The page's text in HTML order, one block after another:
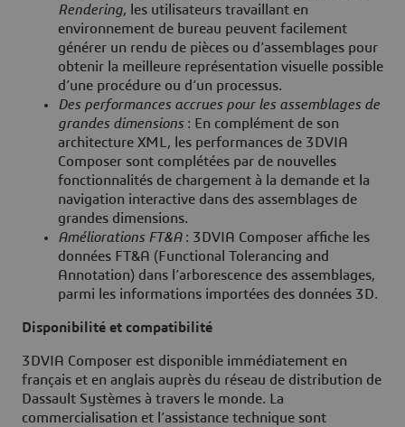
Rendering, les utilisateurs travaillant en
environnement de bureau peuvent facilement
générer un rendu de pièces ou d’assemblages pour
obtenir la meilleure représentation visuelle possible
d’une procédure ou d’un processus.
Des performances accrues pour les assemblages de
grandes dimensions : En complément de son
architecture XML, les performances de 3DVIA
Composer sont complétées par de nouvelles
fonctionnalités de chargement à la demande et la
navigation interactive dans des assemblages de
grandes dimensions.
Améliorations FT&A : 3DVIA Composer affiche les
données FT&A (Functional Tolerancing and
Annotation) dans l’arborescence des assemblages,
parmi les informations importées des données 3D.
Disponibilité et compatibilité
3DVIA Composer est disponible immédiatement en
français et en anglais auprès du réseau de distribution de
Dassault Systèmes à travers le monde. La
commercialisation et l’assistance technique sont